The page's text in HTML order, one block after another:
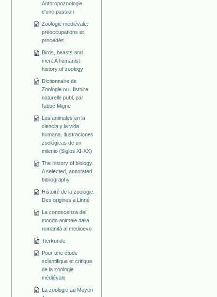
Anthropozoologie
d'une passion
Zoologie médiévale:
préoccupations et
procédés
Birds, beasts and
men: A humanist
history of zoology
Dictionnaire de
Zoologie ou Histoire
naturelle publ. par
l'abbé Migne
Los animales en la
ciencia y la vida
humana. Ilustraciones
zoológicas de un
milenio (Siglos XI-XX)
The history of biology.
A selected, annotated
bibliography
Histoire de la zoologie.
Des origines à Linné
La conoscenza del
mondo animale dalla
romanità al medioevo
Tierkunde
Pour une étude
scientifique et critique
de la zoologie
médiévale
La zoologie au Moyen